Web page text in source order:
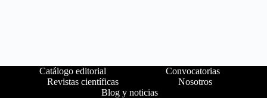
Catálogo editorial
Convocatorias
Revistas científicas
Nosotros
Blog y noticias